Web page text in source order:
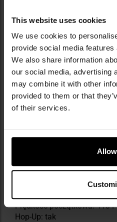
This website uses cookies
We use cookies to
provide social media
We also share information
our social media, advertising
may combine it with other
provided to them or that
of their services.
Materiał: ABS i metal
Waga: 600 g
Prędkość początkowa: 413
Hop-Up: tak